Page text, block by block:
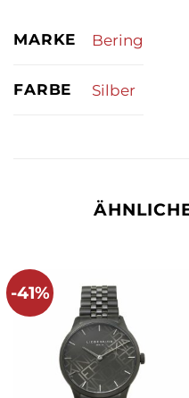
MARKE Bering
FARBE Silber
-41%